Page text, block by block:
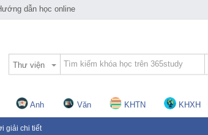
dẫn học online
Thư viện
Anh Văn KHTN KHXH
giải chi tiết